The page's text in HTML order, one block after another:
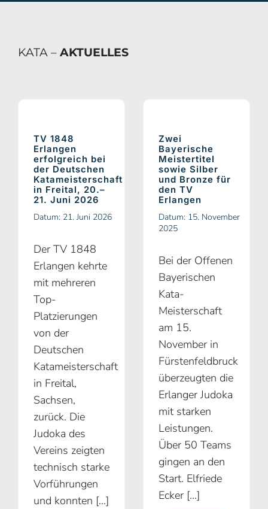
KATA – AKTUELLES
TV 1848
Erlangen
erfolgreich bei
der Deutschen
Katameisterschaft
in Freital, 20.–
21. Juni 2026
Datum: 21. Juni 2026
Der TV 1848
Erlangen kehrte
mit mehreren
Top-
Platzierungen
von der
Deutschen
Katameisterschaft
in Freital,
Sachsen,
zurück. Die
Judoka des
Vereins zeigten
technisch starke
Vorführungen
und konnten [...]
Zwei
Bayerische
Meistertitel
sowie Silber
und Bronze für
den TV
Erlangen
Datum: 15. November
2025
Bei der Offenen
Bayerischen
Kata-
Meisterschaft
am 15.
November in
Fürstenfeldbruck
überzeugten die
Erlanger Judoka
mit starken
Leistungen.
Über 50 Teams
gingen an den
Start. Elfriede
Ecker [...]